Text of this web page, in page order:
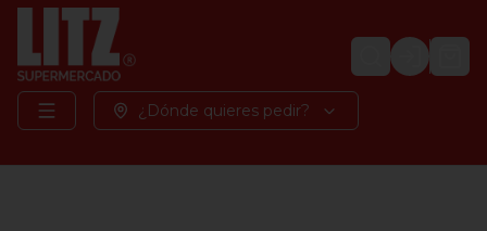
Login
¿Dónde quieres pedir?